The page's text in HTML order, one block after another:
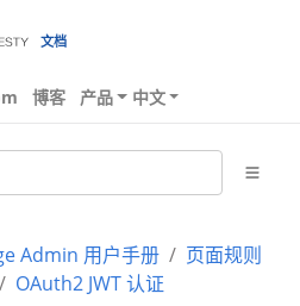
文档
博客 产品 中文
Admin 用户手册
页面规则
OAuth2 JWT 认证